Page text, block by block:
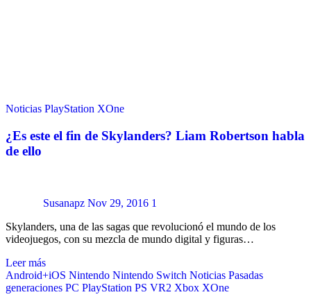
Noticias PlayStation XOne
¿Es este el fin de Skylanders? Liam Robertson habla
de ello
Susanapz Nov 29, 2016 1
Skylanders, una de las sagas que revolucionó el mundo de los
videojuegos, con su mezcla de mundo digital y figuras…
Leer más
Android+iOS Nintendo Nintendo Switch Noticias Pasadas
generaciones PC PlayStation PS VR2 Xbox XOne